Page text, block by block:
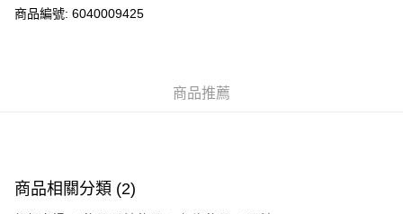
送貨方式
每筆HK$50.00，滿HK$200.00或以上免運費
UNY 門市自取
商品編號: 6040009425
商品推薦
商品相關分類 (2)